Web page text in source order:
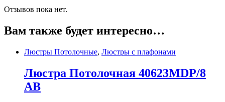
Отзывов пока нет.
Вам также будет интересно…
Люстры Потолочные, Люстры с плафонами
Люстра Потолочная 40623MDP/8
AB